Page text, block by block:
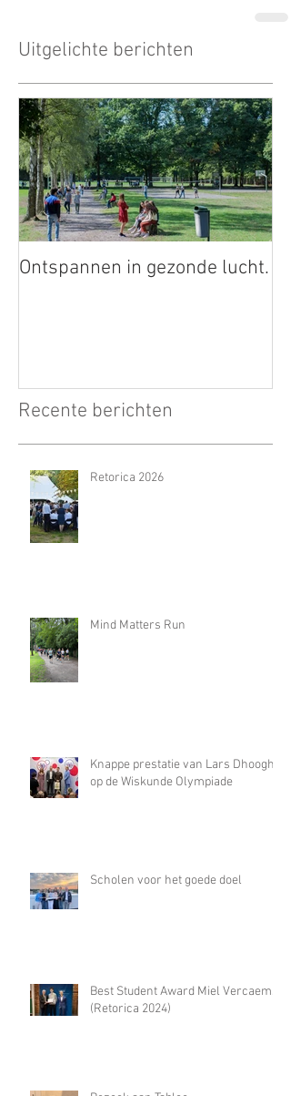
Uitgelichte berichten
Ontspannen in gezonde lucht.
Recente berichten
Retorica 2026
Mind Matters Run
Knappe prestatie van Lars Dhooghe
op de Wiskunde Olympiade
Scholen voor het goede doel
Best Student Award Miel Vercaemst
(Retorica 2024)